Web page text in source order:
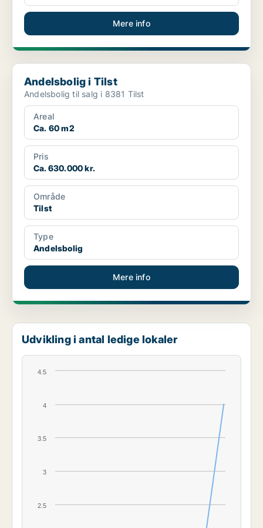
Mere info
Andelsbolig i Tilst
Andelsbolig i Tilst
Andelsbolig til salg i 8381 Tilst
Areal
Ca. 60 m2
Pris
Ca. 630.000 kr.
Område
Tilst
Type
Andelsbolig
Mere info
Udvikling i antal ledige lokaler
2.5
3
3.5
4
4.5